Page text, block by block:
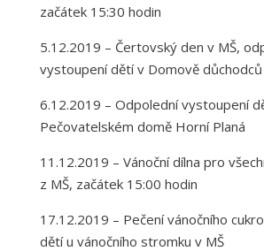
začátek 15:30 hodin
5.12.2019 – Čertovský den v MŠ,
vystoupení dětí v Domově
6.12.2019 – Odpolední vystoupení
Pečovatelském domě Horní Planá
11.12.2019 – Vánoční dílna pro
z MŠ, začátek 15:00 hodin
17.12.2019 – Pečení vánočního
dětí u vánočního stromku v MŠ